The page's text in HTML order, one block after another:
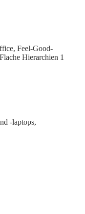
Feel-Good-
Flache Hierarchien 1
-laptops,